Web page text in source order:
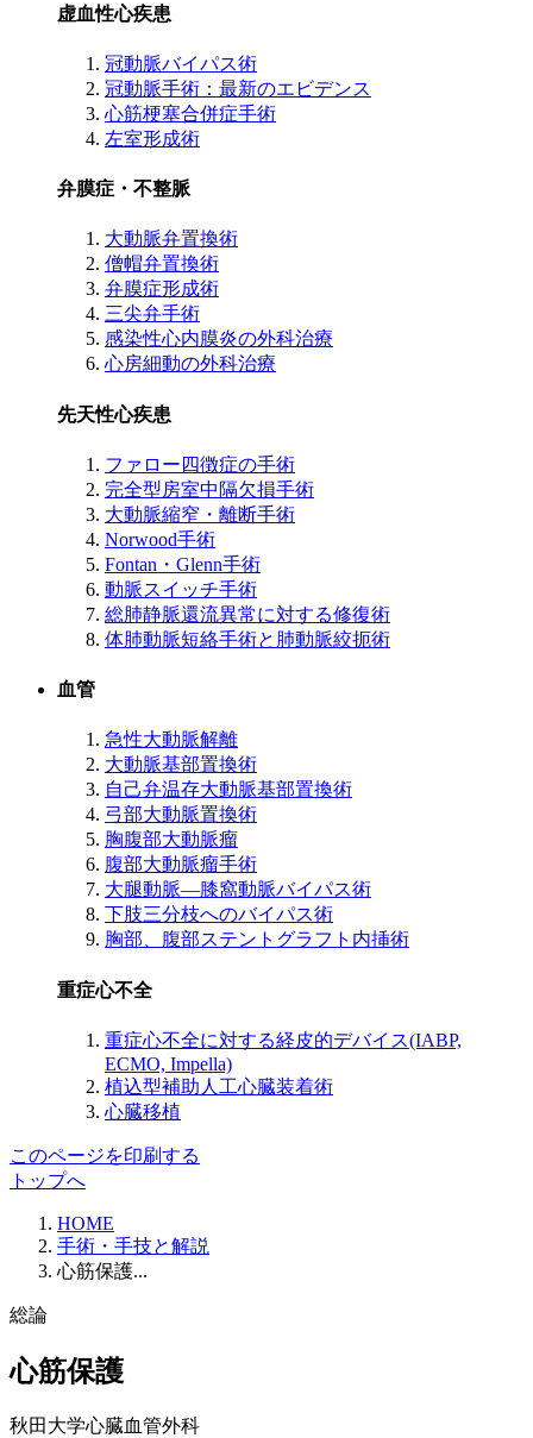
虚血性心疾患
冠動脈バイパス術
冠動脈手術：最新のエビデンス
心筋梗塞合併症手術
左室形成術
弁膜症・不整脈
大動脈弁置換術
僧帽弁置換術
弁膜症形成術
三尖弁手術
感染性心内膜炎の外科治療
心房細動の外科治療
先天性心疾患
ファロー四徴症の手術
完全型房室中隔欠損手術
大動脈縮窄・離断手術
Norwood手術
Fontan・Glenn手術
動脈スイッチ手術
総肺静脈還流異常に対する修復術
体肺動脈短絡手術と肺動脈絞扼術
血管
急性大動脈解離
大動脈基部置換術
自己弁温存大動脈基部置換術
弓部大動脈置換術
胸腹部大動脈瘤
腹部大動脈瘤手術
大腿動脈―膝窩動脈バイパス術
下肢三分枝へのバイパス術
胸部、腹部ステントグラフト内挿術
重症心不全
重症心不全に対する経皮的デバイス(IABP,
ECMO, Impella)
植込型補助人工心臓装着術
心臓移植
このページを印刷する
トップへ
HOME
手術・手技と解説
心筋保護...
総論
心筋保護
秋田大学心臓血管外科